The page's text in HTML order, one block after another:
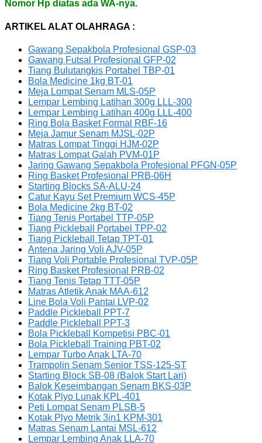
Nomor Hp diatas ada WA-nya.
ARTIKEL ALAT OLAHRAGA :
Gawang Sepakbola Profesional GSP-03
Gawang Futsal Profesional GFP-02
Tiang Bulutangkis Portabel TBP-01
Bola Medicine 1kg BT-01
Meja Lompat Senam MLS-05P
Lempar Lembing Latihan 300g LLL-300
Lempar Lembing Latihan 400g LLL-400
Ring Bola Basket Formal RBF-16
Meja Jamur Senam MJSL-02P
Matras Lompat Tinggi HJM-02P
Matras Lompat Galah PVM-01P
Jaring Gawang Sepakbola Profesional PFGN-05P
Ring Basket Profesional PRB-06H
Starting Blocks SA-ALU-24
Catur Kayu Set Premium WCS-45P
Bola Medicine 2kg BT-02
Tiang Tenis Portabel TTP-05P
Tiang Pickleball Portabel TPP-02
Tiang Pickleball Tetap TPT-01
Antena Jaring Voli AJV-05P
Tiang Voli Portable Profesional TVP-05P
Ring Basket Profesional PRB-02
Tiang Tenis Tetap TTT-05P
Matras Atletik Anak MAA-612
Line Bola Voli Pantai LVP-02
Paddle Pickleball PPT-7
Paddle Pickleball PPT-3
Bola Pickleball Kompetisi PBC-01
Bola Pickleball Training PBT-02
Lempar Turbo Anak LTA-70
Trampolin Senam Senior TSS-125-ST
Starting Block SB-08 (Balok Start Lari)
Balok Keseimbangan Senam BKS-03P
Kotak Plyo Lunak KPL-401
Peti Lompat Senam PLSB-5
Kotak Plyo Metrik 3in1 KPM-301
Matras Senam Lantai MSL-612
Lempar Lembing Anak LLA-70